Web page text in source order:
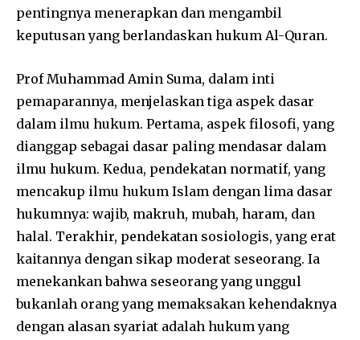
pentingnya menerapkan dan mengambil
keputusan yang berlandaskan hukum Al-Quran.
Prof Muhammad Amin Suma, dalam inti
pemaparannya, menjelaskan tiga aspek dasar
dalam ilmu hukum. Pertama, aspek filosofi, yang
dianggap sebagai dasar paling mendasar dalam
ilmu hukum. Kedua, pendekatan normatif, yang
mencakup ilmu hukum Islam dengan lima dasar
hukumnya: wajib, makruh, mubah, haram, dan
halal. Terakhir, pendekatan sosiologis, yang erat
kaitannya dengan sikap moderat seseorang. Ia
menekankan bahwa seseorang yang unggul
bukanlah orang yang memaksakan kehendaknya
dengan alasan syariat adalah hukum yang